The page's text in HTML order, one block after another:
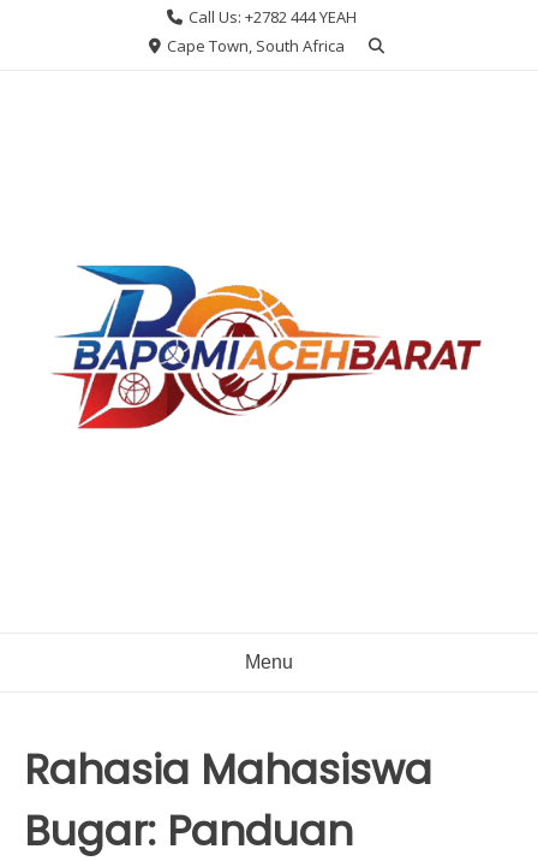
Call Us: +2782 444 YEAH
Cape Town, South Africa
Menu
Rahasia Mahasiswa
Bugar: Panduan